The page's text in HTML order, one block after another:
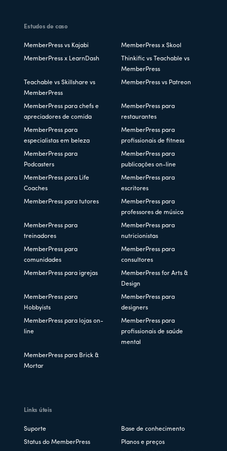
Estudos de caso
MemberPress vs Kajabi MemberPress x Skool
MemberPress x LearnDash
Thinkific vs Teachable vs
MemberPress
Teachable vs Skillshare vs
MemberPress
MemberPress vs Patreon
MemberPress para chefs e
apreciadores de comida
MemberPress para
restaurantes
MemberPress para
especialistas em beleza
MemberPress para
profissionais de fitness
MemberPress para
Podcasters
MemberPress para
publicações on-line
MemberPress para Life
Coaches
MemberPress para
escritores
MemberPress para tutores
MemberPress para
professores de música
MemberPress para
treinadores
MemberPress para
nutricionistas
MemberPress para
comunidades
MemberPress para
consultores
MemberPress para igrejas
MemberPress for Arts &
Design
MemberPress para
Hobbyists
MemberPress para
designers
MemberPress para lojas on-
line
MemberPress para
profissionais de saúde
mental
MemberPress para Brick &
Mortar
Links úteis
Suporte Base de conhecimento
Status do MemberPress Planos e preços